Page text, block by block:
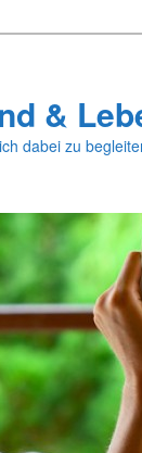
&
dabei zu